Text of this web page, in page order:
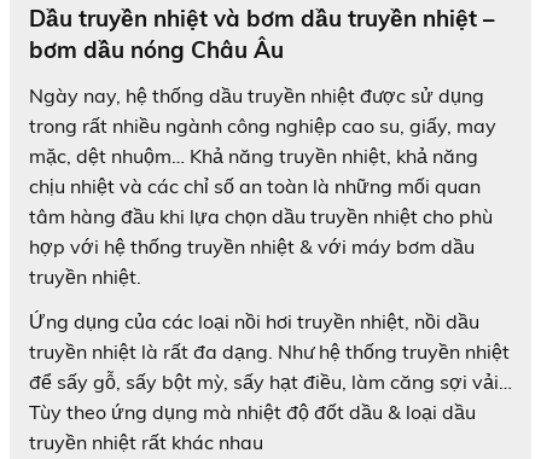
Dầu truyền nhiệt và bơm dầu truyền nhiệt –
bơm dầu nóng Châu Âu
Ngày nay, hệ thống dầu truyền nhiệt được sử dụng
trong rất nhiều ngành công nghiệp cao su, giấy, may
mặc, dệt nhuộm… Khả năng truyền nhiệt, khả năng
chịu nhiệt và các chỉ số an toàn là những mối quan
tâm hàng đầu khi lựa chọn dầu truyền nhiệt cho phù
hợp với hệ thống truyền nhiệt & với máy bơm dầu
truyền nhiệt.
Ứng dụng của các loại nồi hơi truyền nhiệt, nồi dầu
truyền nhiệt là rất đa dạng. Như hệ thống truyền nhiệt
để sấy gỗ, sấy bột mỳ, sấy hạt điều, làm căng sợi vải…
Tùy theo ứng dụng mà nhiệt độ đốt dầu & loại dầu
truyền nhiệt rất khác nhau